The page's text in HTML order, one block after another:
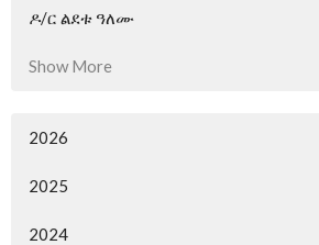
ዶ/ር ልደቱ ዓለሙ
Show More
2026
2025
2024